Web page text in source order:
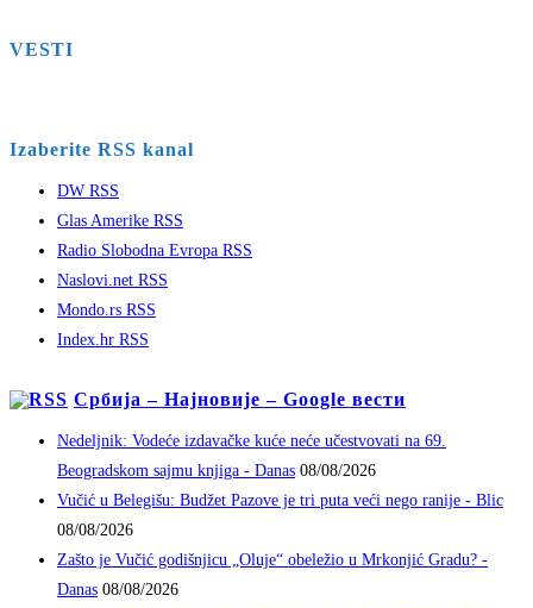
VESTI
Izaberite RSS kanal
DW RSS
Glas Amerike RSS
Radio Slobodna Evropa RSS
Naslovi.net RSS
Mondo.rs RSS
Index.hr RSS
Србија – Најновије – Google вести
Nedeljnik: Vodeće izdavačke kuće neće učestvovati na 69.
Beogradskom sajmu knjiga - Danas 08/08/2026
Vučić u Belegišu: Budžet Pazove je tri puta veći nego ranije - Blic
08/08/2026
Zašto je Vučić godišnjicu „Oluje“ obeležio u Mrkonjić Gradu? -
Danas 08/08/2026